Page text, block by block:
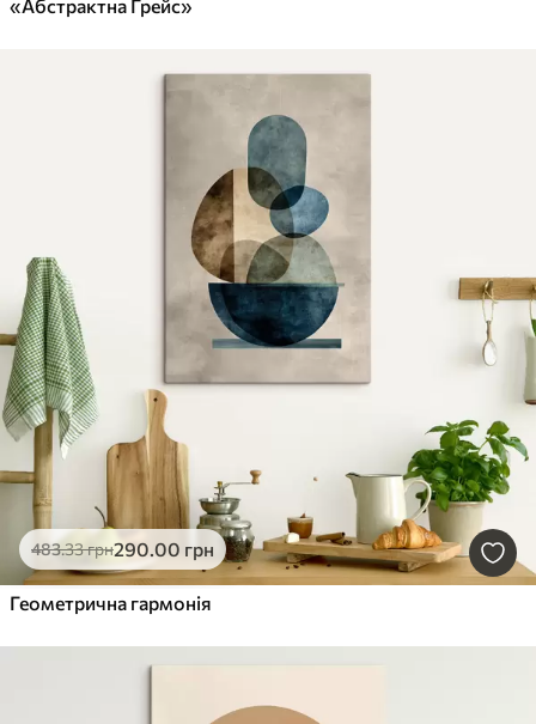
«Абстрактна Грейс»
483.33грн290.00 грн
Геометрична гармонія